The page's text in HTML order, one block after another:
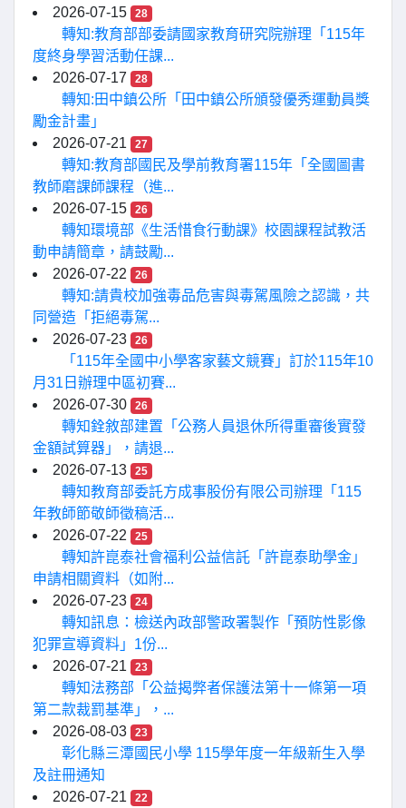
2026-07-15
28
轉知:教育部部委請國家教育研究院辦理「115年
度終身學習活動任課...
2026-07-17
28
轉知:田中鎮公所「田中鎮公所頒發優秀運動員獎
勵金計畫」
2026-07-21
27
轉知:教育部國民及學前教育署115年「全國圖書
教師磨課師課程（進...
2026-07-15
26
轉知環境部《生活惜食行動課》校園課程試教活
動申請簡章，請鼓勵...
2026-07-22
26
轉知:請貴校加強毒品危害與毒駕風險之認識，共
同營造「拒絕毒駕...
2026-07-23
26
「115年全國中小學客家藝文競賽」訂於115年10
月31日辦理中區初賽...
2026-07-30
26
轉知銓敘部建置「公務人員退休所得重審後實發
金額試算器」，請退...
2026-07-13
25
轉知教育部委託方成事股份有限公司辦理「115
年教師節敬師徵稿活...
2026-07-22
25
轉知許崑泰社會福利公益信託「許崑泰助學金」
申請相關資料（如附...
2026-07-23
24
轉知訊息：檢送內政部警政署製作「預防性影像
犯罪宣導資料」1份...
2026-07-21
23
轉知法務部「公益揭弊者保護法第十一條第一項
第二款裁罰基準」，...
2026-08-03
23
彰化縣三潭國民小學 115學年度一年級新生入學
及註冊通知
2026-07-21
22